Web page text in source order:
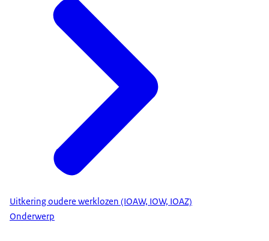
Uitkering oudere werklozen (IOAW, IOW, IOAZ)
Onderwerp